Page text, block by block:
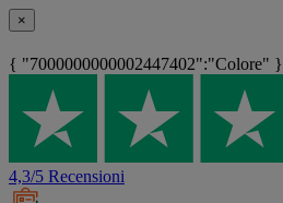
×
{ "7000000000002447402":"Colore" }
4,3/5 Recensioni